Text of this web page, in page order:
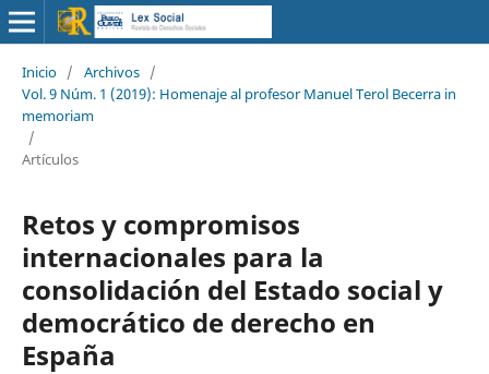
Inicio / Archivos /
Vol. 9 Núm. 1 (2019): Homenaje al profesor Manuel Terol Becerra in
memoriam
/
Artículos
Retos y compromisos
internacionales para la
consolidación del Estado social y
democrático de derecho en
España